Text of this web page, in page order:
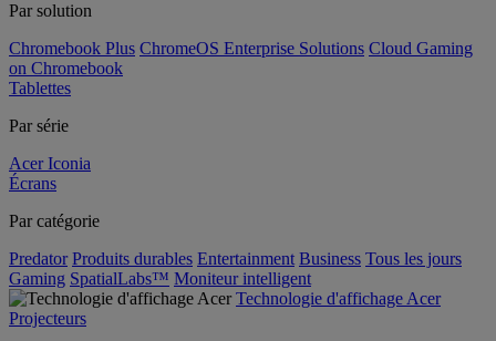
Par solution
Chromebook Plus ChromeOS Enterprise Solutions Cloud Gaming
on Chromebook
Tablettes
Par série
Acer Iconia
Écrans
Par catégorie
Predator Produits durables Entertainment Business Tous les jours
Gaming SpatialLabs™ Moniteur intelligent
Technologie d'affichage Acer
Projecteurs